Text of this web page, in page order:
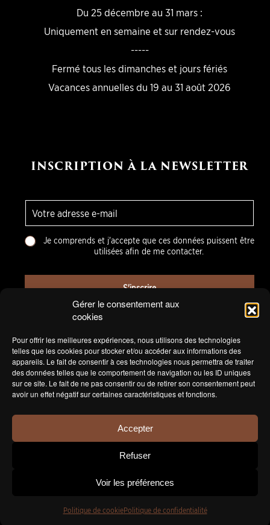
Gérer le consentement aux
cookies
Pour offrir les meilleures expériences, nous utilisons des technologies
telles que les cookies pour stocker et/ou accéder aux informations des
appareils. Le fait de consentir à ces technologies nous permettra de traiter
des données telles que le comportement de navigation ou les ID uniques
sur ce site. Le fait de ne pas consentir ou de retirer son consentement peut
avoir un effet négatif sur certaines caractéristiques et fonctions.
Accepter
Refuser
Voir les préférences
Politique de cookiePolitique de confidentialité
Du 25 décembre au 31 mars :
Uniquement en semaine et sur rendez-vous
-----
Fermé tous les dimanches et jours fériés
Vacances annuelles du 19 au 31 août 2026
INSCRIPTION À LA NEWSLETTER
m
a
*
C
i
x
i
p
l
e
*
Je comprends et j'accepte que ces données puissent être
utilisées afin de me contacter.
S'inscrire
Politique de confidentialité
Swiss Creative Sàrl